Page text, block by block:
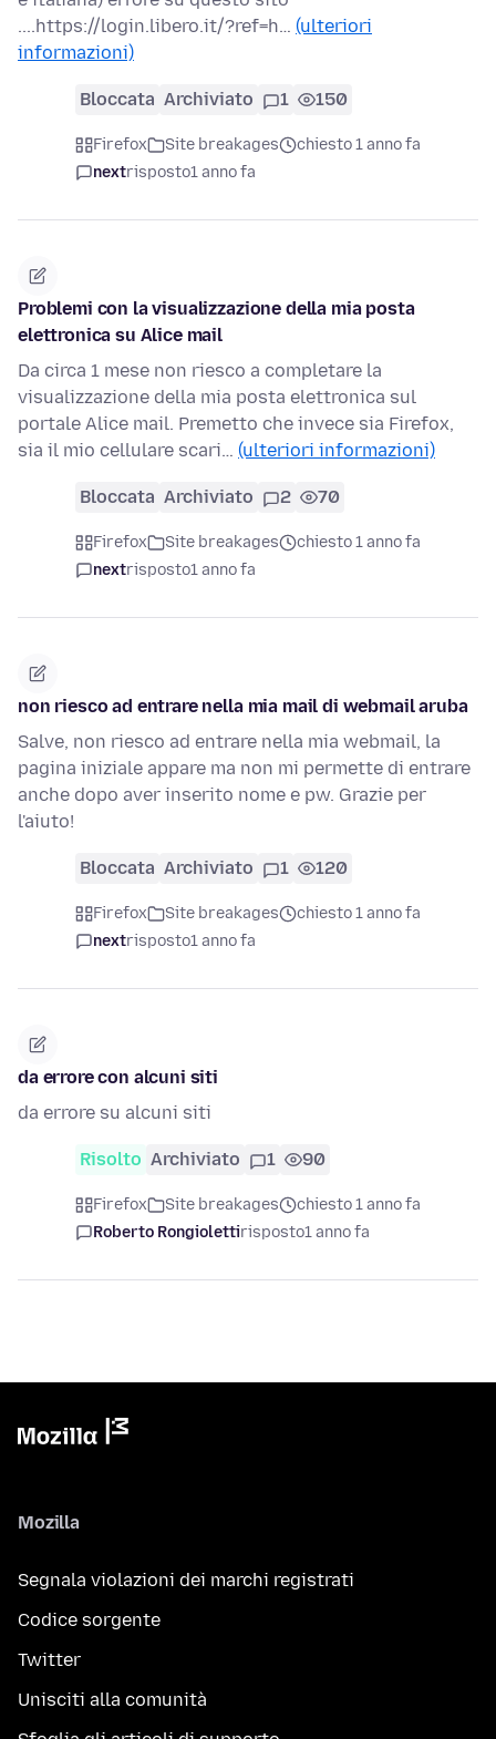
....https://login.libero.it/?ref=h… (ulteriori
informazioni)
Bloccata Archiviato 1 150
Firefox Site breakages
chiesto 1 anno fa
nextrisposto1 anno fa
Problemi con la visualizzazione della mia posta
elettronica su Alice mail
Da circa 1 mese non riesco a completare la
visualizzazione della mia posta elettronica sul
portale Alice mail. Premetto che invece sia Firefox,
sia il mio cellulare scari… (ulteriori informazioni)
Bloccata Archiviato 2 70
Firefox Site breakages
chiesto 1 anno fa
nextrisposto1 anno fa
non riesco ad entrare nella mia mail di webmail aruba
Salve, non riesco ad entrare nella mia webmail, la
pagina iniziale appare ma non mi permette di entrare
anche dopo aver inserito nome e pw. Grazie per
l'aiuto!
Bloccata Archiviato 1 120
Firefox Site breakages
chiesto 1 anno fa
nextrisposto1 anno fa
da errore con alcuni siti
da errore su alcuni siti
Risolto Archiviato 1 90
Firefox Site breakages
chiesto 1 anno fa
Roberto Rongiolettirisposto1 anno fa
Mozilla
Segnala violazioni dei marchi registrati
Codice sorgente
Twitter
Unisciti alla comunità